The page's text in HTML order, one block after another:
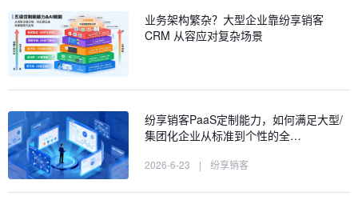
业务架构繁杂？大型企业靠纷享销客
CRM 从容应对复杂场景
纷享销客PaaS定制能力，如何满足大型/
集团化企业从标准到个性的全…
2026-6-23 | 纷享销客